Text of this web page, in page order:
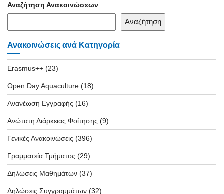
Αναζήτηση Ανακοινώσεων
Αναζήτηση
Ανακοινώσεις ανά Κατηγορία
Erasmus++ (23)
Open Day Aquaculture (18)
Ανανέωση Εγγραφής (16)
Ανώτατη Διάρκειας Φοίτησης (9)
Γενικές Ανακοινώσεις (396)
Γραμματεία Τμήματος (29)
Δηλώσεις Μαθημάτων (37)
Δηλώσεις Συγγραμμάτων (32)